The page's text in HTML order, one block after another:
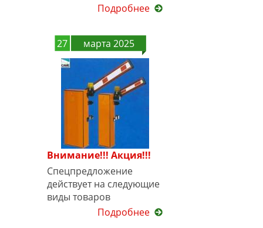
Подробнее
27 марта 2025
Внимание!!! Акция!!!
Спецпредложение
действует на следующие
виды товаров
Подробнее